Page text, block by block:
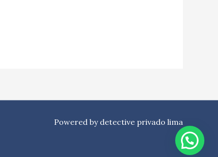
Powered by detective privado lima